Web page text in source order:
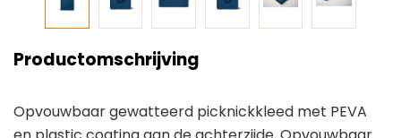
Productomschrijving
Opvouwbaar gewatteerd picknickkleed met PEVA